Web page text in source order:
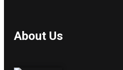
About Us